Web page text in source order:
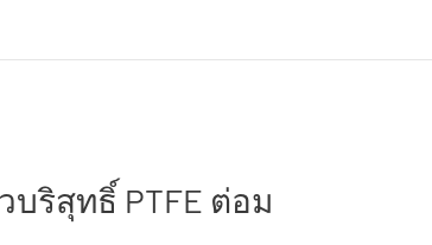
ริสุทธิ์ PTFE ต่อม